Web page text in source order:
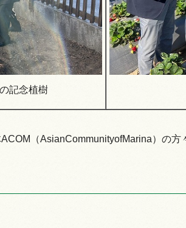
記念植樹
（AsianCommunityofMarina）の